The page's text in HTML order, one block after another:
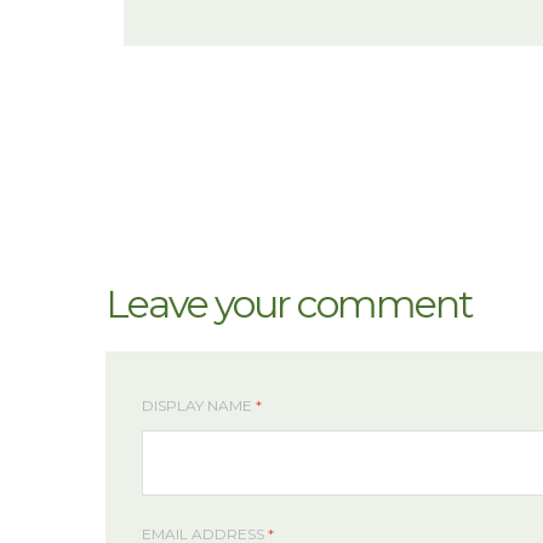
Leave your comment
DISPLAY NAME *
EMAIL ADDRESS *